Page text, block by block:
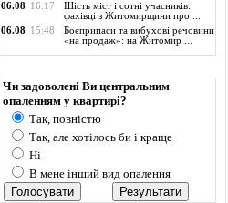
06.08 16:17
Шість міст і сотні учасників:
фахівці з Житомирщини про ...
06.08 15:48
Боєприпаси та вибухові речовини
«на продаж»: на Житомир ...
Чи задоволені Ви центральним
опаленням у квартирі?
Так, повністю
Так, але хотілось би і краще
Ні
В мене інший вид опалення